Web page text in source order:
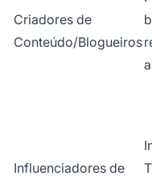
Criadores de
Conteúdo/Blogueiros
Influenciadores de